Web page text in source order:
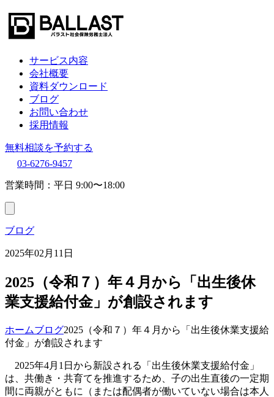
サービス内容
会社概要
資料ダウンロード
ブログ
お問い合わせ
採用情報
無料相談を予約する
03-6276-9457
営業時間：平日 9:00〜18:00
ブログ
2025年02月11日
2025（令和７）年４月から「出生後休
業支援給付金」が創設されます
ホームブログ2025（令和７）年４月から「出生後休業支援給
付金」が創設されます
2025年4月1日から新設される「出生後休業支援給付金」
は、共働き・共育てを推進するため、子の出生直後の一定期
間に両親がともに（または配偶者が働いていない場合は本人